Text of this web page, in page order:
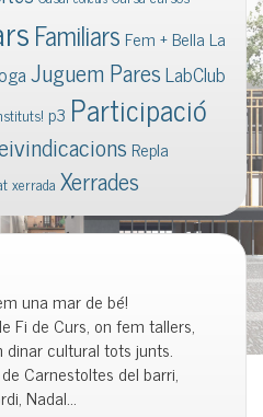
Familiars Fem + Bella La
Juguem ParesLabClub
p3 Participació
Repla
xerrada Xerrades
una mar de bé!
Fi de Curs, on fem tallers,
dinar cultural tots junts.
Carnestoltes del barri,
Nadal…